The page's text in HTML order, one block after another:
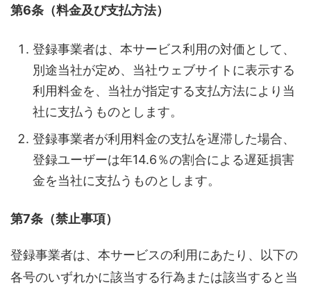
第6条（料金及び支払方法）
登録事業者は、本サービス利用の対価として、
別途当社が定め、当社ウェブサイトに表示する
利用料金を、当社が指定する支払方法により当
社に支払うものとします。
登録事業者が利用料金の支払を遅滞した場合、
登録ユーザーは年14.6％の割合による遅延損害
金を当社に支払うものとします。
第7条（禁止事項）
登録事業者は、本サービスの利用にあたり、以下の
各号のいずれかに該当する行為または該当すると当